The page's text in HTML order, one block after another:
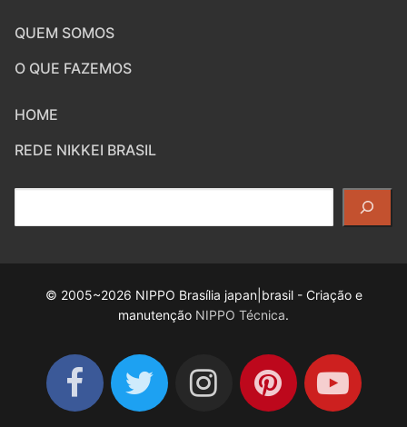
QUEM SOMOS
O QUE FAZEMOS
HOME
REDE NIKKEI BRASIL
© 2005~2026 NIPPO Brasília japan|brasil - Criação e
manutenção NIPPO Técnica.